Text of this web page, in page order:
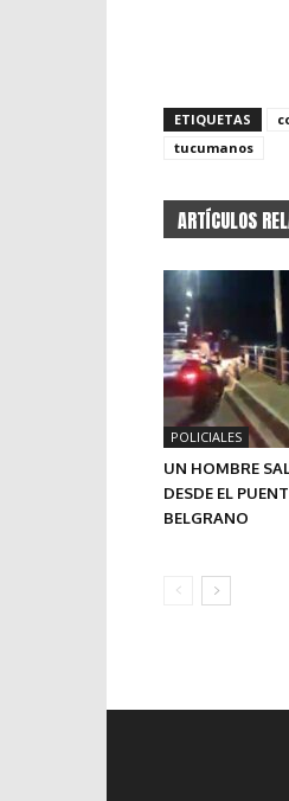
ETIQUETAS
tucumanos
ARTÍCULOS
POLICIALES
UN HOMBRE
DESDE EL
BELGRANO